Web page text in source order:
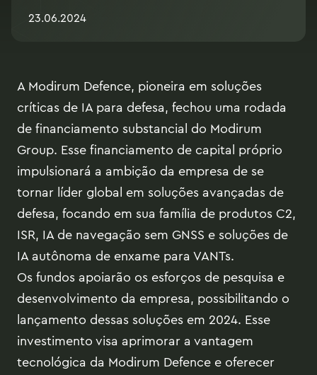
23.06.2024
A Modirum Defence, pioneira em soluções
críticas de IA para defesa, fechou uma rodada
de financiamento substancial do Modirum
Group. Esse financiamento de capital próprio
impulsionará a ambição da empresa de se
tornar líder global em soluções avançadas de
defesa, focando em sua família de produtos C2,
ISR, IA de navegação sem GNSS e soluções de
IA autônoma de enxame para VANTs.
Os fundos apoiarão os esforços de pesquisa e
desenvolvimento da empresa, possibilitando o
lançamento dessas soluções em 2024. Esse
investimento visa aprimorar a vantagem
tecnológica da Modirum Defence e oferecer